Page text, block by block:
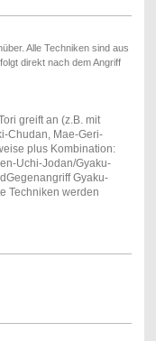
Alle Techniken sind aus
direkt nach dem Angriff
greift an (z.B. mit
Chudan, Mae-Geri-
plus Kombination:
Uchi-Jodan/Gyaku-
Gyaku-
Techniken werden